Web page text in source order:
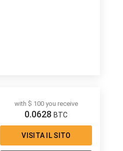
with $ 100 you receive
0.0628 BTC
VISITA IL SITO